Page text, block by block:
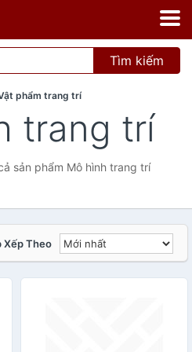
Tìm kiếm
phẩm trang trí
trang trí
sản phẩm Mô hình trang trí
Xếp Theo